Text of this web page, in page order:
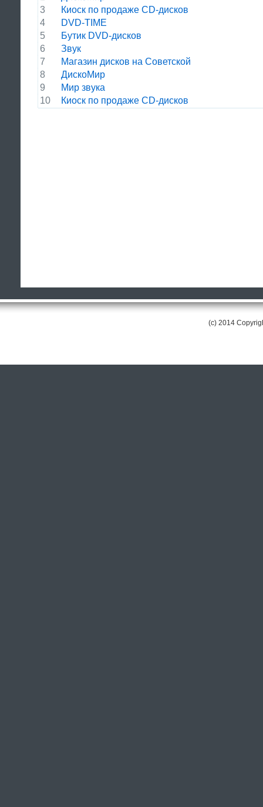
3
Киоск по продаже CD-дисков
4
DVD-TIME
5
Бутик DVD-дисков
6
Звук
7
Магазин дисков на Советской
8
ДискоМир
9
Мир звука
10
Киоск по продаже CD-дисков
(c) 2014